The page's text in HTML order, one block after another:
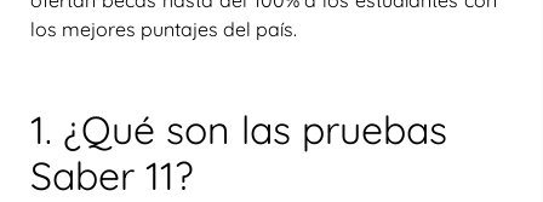
los mejores puntajes del país.
1. ¿Qué son las pruebas
Saber 11?